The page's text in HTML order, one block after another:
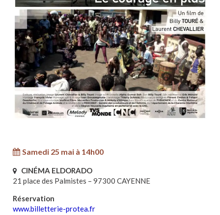
Samedi 25 mai à 14h00
CINÉMA ELDORADO
21 place des Palmistes – 97300 CAYENNE
Réservation
www.billetterie-protea.fr